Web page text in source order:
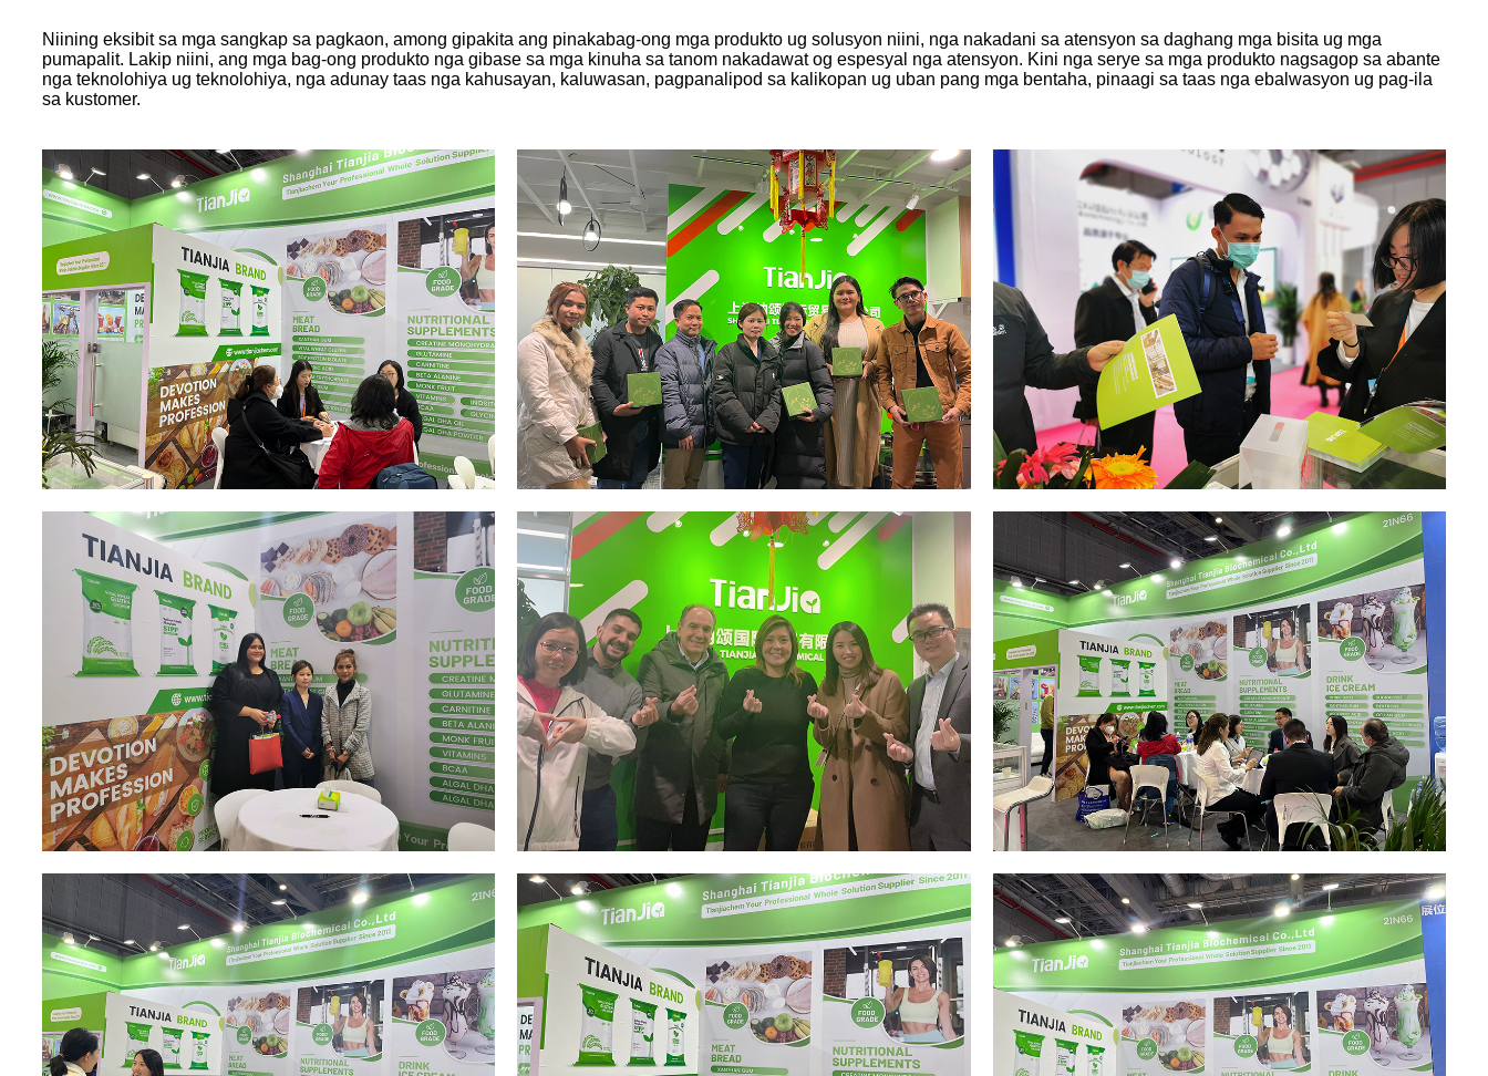
Niining eksibit sa mga sangkap sa pagkaon, among gipakita ang pinakabag-ong mga produkto ug solusyon niini, nga nakadani sa atensyon sa daghang mga bisita ug mga
pumapalit. Lakip niini, ang mga bag-ong produkto nga gibase sa mga kinuha sa tanom nakadawat og espesyal nga atensyon. Kini nga serye sa mga produkto nagsagop sa abante
nga teknolohiya ug teknolohiya, nga adunay taas nga kahusayan, kaluwasan, pagpanalipod sa kalikopan ug uban pang mga bentaha, pinaagi sa taas nga ebalwasyon ug pag-ila
sa kustomer.